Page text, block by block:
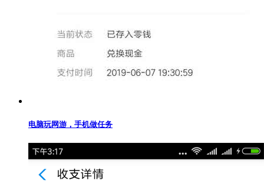
电脑玩网游，手机做任务